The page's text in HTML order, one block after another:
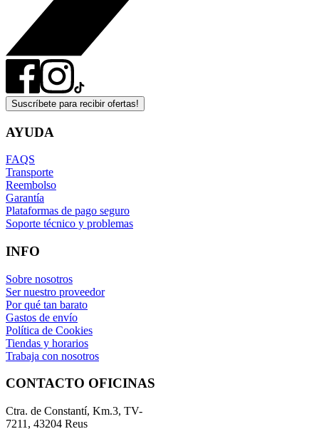
Suscríbete para recibir ofertas!
AYUDA
FAQS
Transporte
Reembolso
Garantía
Plataformas de pago seguro
Soporte técnico y problemas
INFO
Sobre nosotros
Ser nuestro proveedor
Por qué tan barato
Gastos de envío
Política de Cookies
Tiendas y horarios
Trabaja con nosotros
CONTACTO OFICINAS
Ctra. de Constantí, Km.3, TV-
7211, 43204 Reus